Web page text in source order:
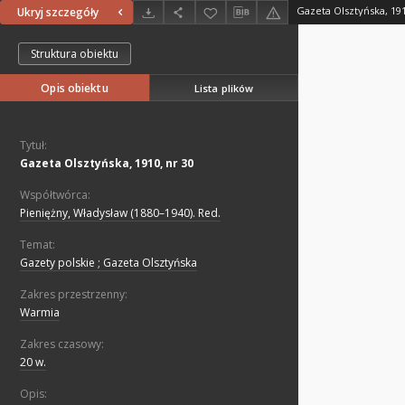
Ukryj szczegóły Gazeta Olsztyńska,
Struktura obiektu
Opis obiektu Lista plików
Tytuł:
Gazeta Olsztyńska, 1910, nr 30
Współtwórca:
Pieniężny, Władysław (1880–1940). Red.
Temat:
Gazety polskie ; Gazeta Olsztyńska
Zakres przestrzenny:
Warmia
Zakres czasowy:
20 w.
Opis: